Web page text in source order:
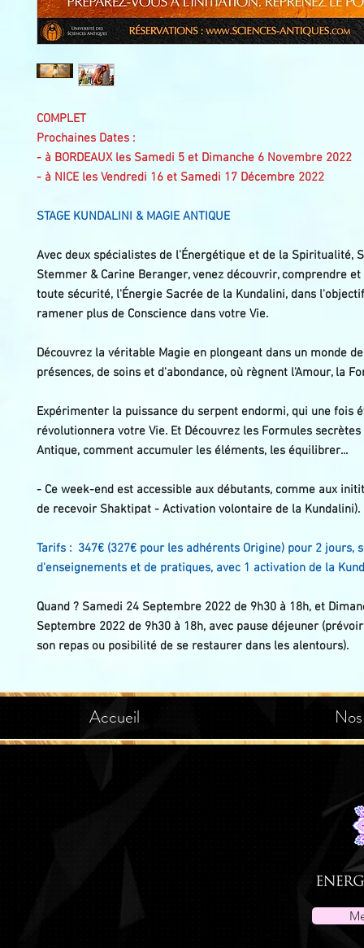
COMPLET
Prochaines Dates :
- à BORDEAUX les Samedi 5 et Dimanche 6 Novembre 2022
- à NICE les Vendredi 16 et Samedi 17 Décembre 2022
STAGE KUNDALINI & MAGIE ANTIQUE
Avec deux spécialistes de l'Énergétique et de la Spiritualité,
Stemmer & Carine Beranger, venez découvrir, comprendre
toute sécurité, l'Énergie Sacrée de la Kundalini, dans
ramener plus de Conscience dans votre Vie.
Découvrez la véritable Magie en plongeant dans un monde
présences, de soins et d'abondance, où règnent l'Amour, la
Expérimenter la puissance du serpent endormi, qui une fois
révolutionnera votre Vie. Et Découvrez les Formules secrètes
Antique, comment accumuler les éléments, les équilibrer...
- Ce week-end est accessible aux débutants, comme aux
de recevoir Shaktipat - Activation volontaire de la Kundalini).
Tarifs : 347€ (327€ pour les adhérents Origine) pour 2 jours,
d'enseignements et de pratiques, avec 1 activation de la
Quand ? Samedi 24 Septembre 2022 de 9h30 à 18h, et
Septembre 2022 de 9h30 à 18h, avec pause déjeuner
son repas ou posibilité de se restaurer dans les alentours).
Accueil